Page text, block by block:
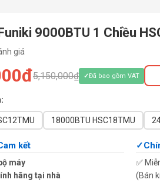
9000BTU 1 Chiều
giá
5,150,000₫ Đã bao gồm VAT
HSC12TMU 18000BTU HSC18TMU
kết
máy
hãng tại nhà
✅
(Bán